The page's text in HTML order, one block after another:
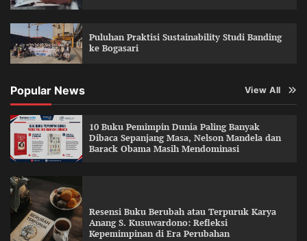
Puluhan Praktisi Sustainability Studi Banding
ke Bogasari
Popular News View All
10 Buku Pemimpin Dunia Paling Banyak
Dibaca Sepanjang Masa, Nelson Mandela dan
Barack Obama Masih Mendominasi
Resensi Buku Berubah atau Terpuruk Karya
Anang S. Kusuwardono: Refleksi
Kepemimpinan di Era Perubahan